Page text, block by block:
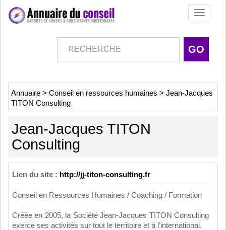
Toggle
Annuaire > Conseil en ressources humaines > Jean-Jacques
TITON Consulting
Jean-Jacques TITON
Consulting
Lien du site : http://jj-titon-consulting.fr
Conseil en Ressources Humaines / Coaching / Formation
Créée en 2005, la Société Jean-Jacques TITON Consulting
exerce ses activités sur tout le territoire et à l’international.